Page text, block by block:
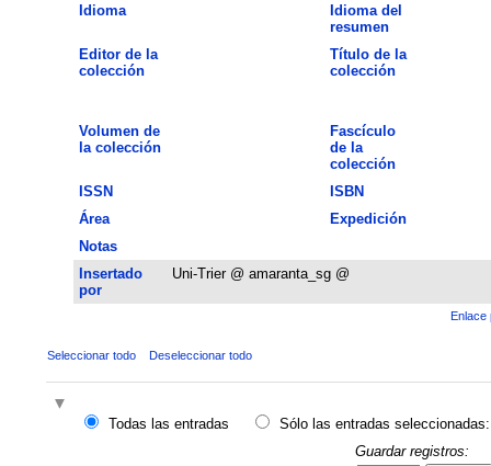
Idioma
Idioma del
resumen
Editor de la
colección
Título de la
colección
Volumen de
la colección
Fascículo
de la
colección
ISSN
ISBN
Área
Expedición
Notas
Insertado
por
Uni-Trier @ amaranta_sg @
Enlace
Seleccionar todo Deseleccionar todo
Todas las entradas
Sólo las entradas seleccionadas:
Guardar registros: